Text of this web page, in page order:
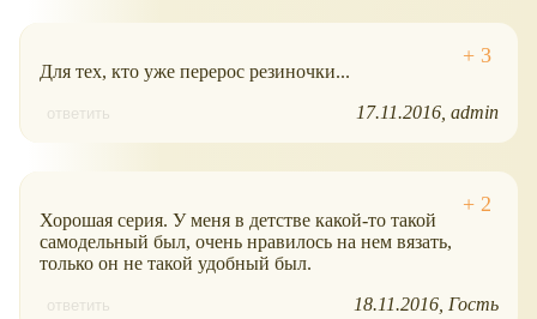
Для тех, кто уже перерос резиночки...
ответить 17.11.2016 admin
Хорошая серия. У меня в детстве какой-то такой
самодельный был, очень нравилось на нем вязать,
только он не такой удобный был.
ответить 18.11.2016 Гость